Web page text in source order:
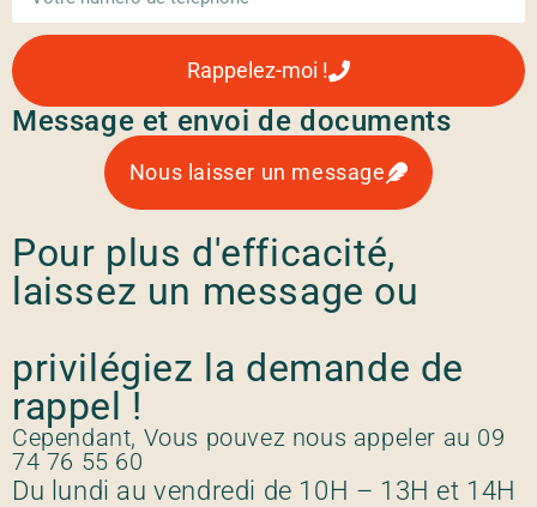
Rappelez-moi !
Message et envoi de documents
Nous laisser un message
Pour plus d'efficacité,
laissez un message ou
privilégiez la demande de
rappel !
Cependant, Vous pouvez nous appeler au 09
74 76 55 60
Du lundi au vendredi de 10H – 13H et 14H